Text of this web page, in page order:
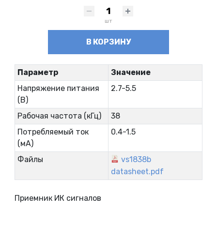
шт
В КОРЗИНУ
Параметр
Значение
Напряжение питания
(В)
2.7-5.5
Рабочая частота (кГц)
38
Потребляемый ток
(мА)
0.4-1.5
Файлы
vs1838b
datasheet.pdf
Приемник ИК сигналов